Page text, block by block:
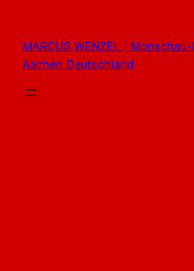
springen
MARCUS WENZEL |
Aachen Deutschland